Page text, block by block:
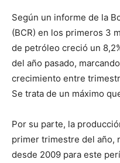
Según un informe de la
(BCR) en los primeros 3
de petróleo creció un
del año pasado,
crecimiento entre
Se trata de un máximo
Por su parte, la
primer trimestre del año,
desde 2009 para este